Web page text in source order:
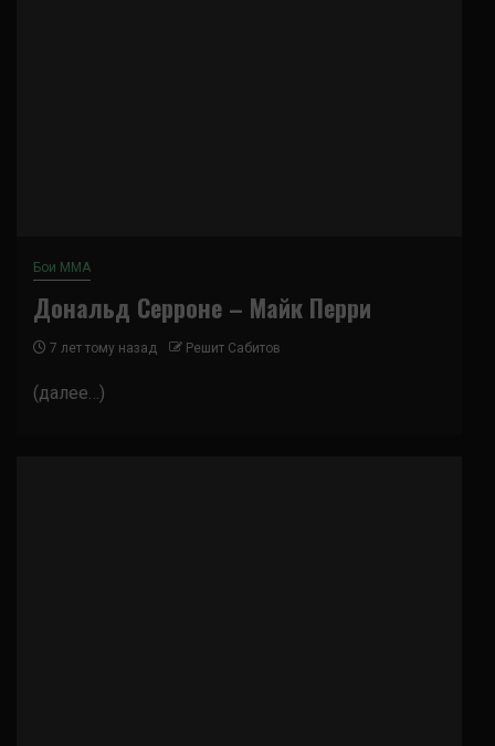
Бои ММА
Дональд Серроне – Майк Перри
7 лет тому назад Решит Сабитов
(далее…)